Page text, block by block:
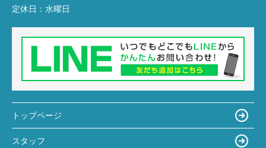
定休日： 水曜日
トップページ
スタッフ